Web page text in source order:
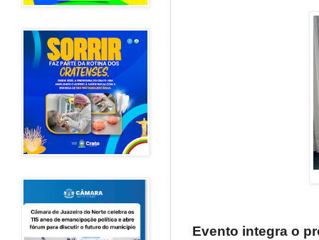
Evento integra o